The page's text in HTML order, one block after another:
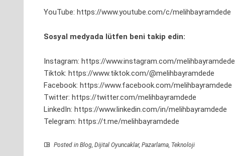
YouTube: https://www.youtube.com/c/melihbayramdede
Sosyal medyada lütfen beni takip edin:
Instagram: https://www.instagram.com/melihbayramdede
Tiktok: https://www.tiktok.com/@melihbayramdede
Facebook: https://www.facebook.com/melihbayramdede
Twitter: https://twitter.com/melihbayramdede
LinkedIn: https://www.linkedin.com/in/melihbayramdede
Telegram: https://t.me/melihbayramdede
Posted in Blog, Dijital Oyuncaklar, Pazarlama, Teknoloji